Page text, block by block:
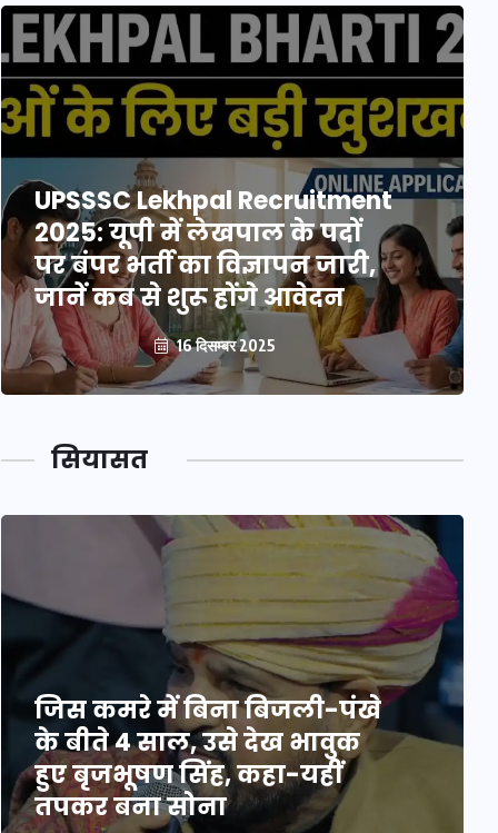
UPSSSC Lekhpal Recruitment
2025: यूपी में लेखपाल के पदों
पर बंपर भर्ती का विज्ञापन जारी,
जानें कब से शुरू होंगे आवेदन
16 दिसम्बर 2025
सियासत
जिस कमरे में बिना बिजली-पंखे
के बीते 4 साल, उसे देख भावुक
हुए बृजभूषण सिंह, कहा-यहीं
तपकर बना सोना